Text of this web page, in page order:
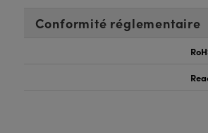
Conformité réglementaire